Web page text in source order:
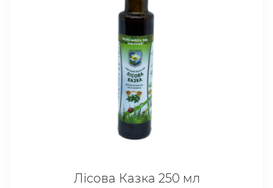
Лісова Казка 250 мл